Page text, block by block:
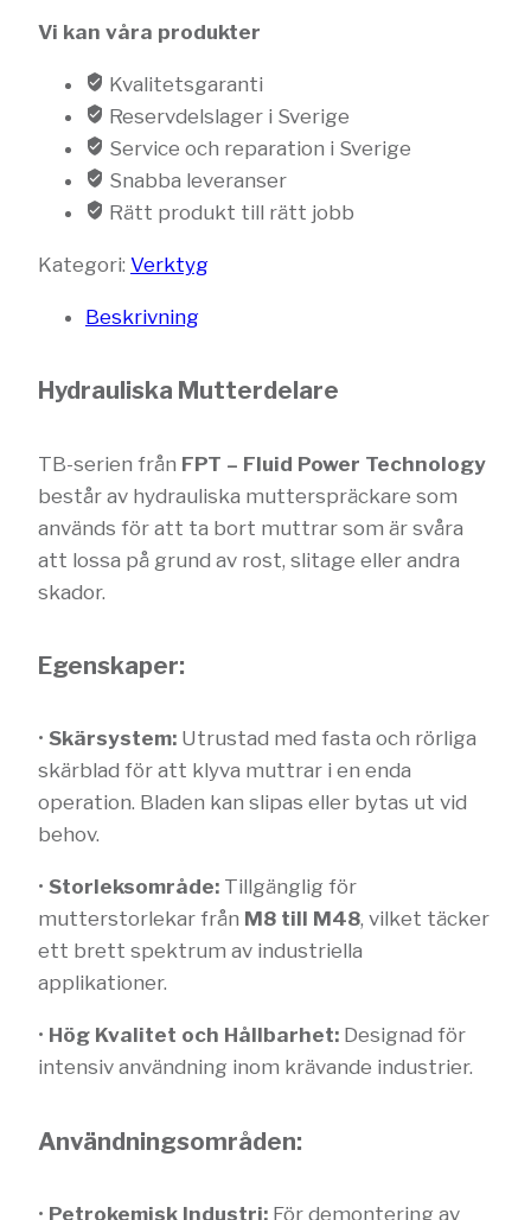
Vi kan våra produkter
Kvalitetsgaranti
Reservdelslager i Sverige
Service och reparation i Sverige
Snabba leveranser
Rätt produkt till rätt jobb
Kategori: Verktyg
Beskrivning
Hydrauliska Mutterdelare
TB-serien från FPT – Fluid Power Technology
består av hydrauliska mutterspräckare som
används för att ta bort muttrar som är svåra
att lossa på grund av rost, slitage eller andra
skador.
Egenskaper:
• Skärsystem: Utrustad med fasta och rörliga
skärblad för att klyva muttrar i en enda
operation. Bladen kan slipas eller bytas ut vid
behov.
• Storleksområde: Tillgänglig för
mutterstorlekar från M8 till M48, vilket täcker
ett brett spektrum av industriella
applikationer.
• Hög Kvalitet och Hållbarhet: Designad för
intensiv användning inom krävande industrier.
Användningsområden:
• Petrokemisk Industri: För demontering av